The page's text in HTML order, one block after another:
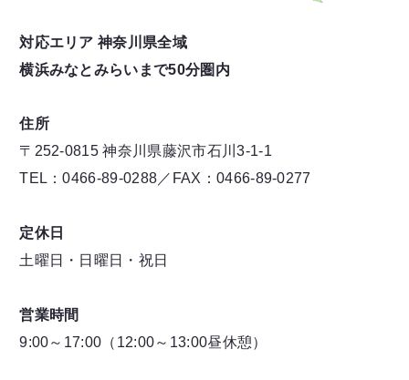
対応エリア 神奈川県全域
横浜みなとみらいまで50分圏内
住所
〒252-0815 神奈川県藤沢市石川3-1-1
TEL：0466-89-0288／FAX：0466-89-0277
定休日
土曜日・日曜日・祝日
営業時間
9:00～17:00（12:00～13:00昼休憩）